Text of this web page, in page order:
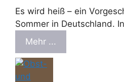
Es wird heiß – ein
Sommer in Deutschland.
Mehr ...